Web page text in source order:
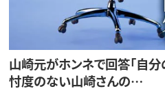
山崎元がホンネで回答「自分
忖度のない山崎さんの…